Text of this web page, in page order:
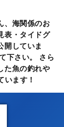
、海関係のお
表・タイドグ
開していま
下さい。 さら
た魚の釣れや
ます！